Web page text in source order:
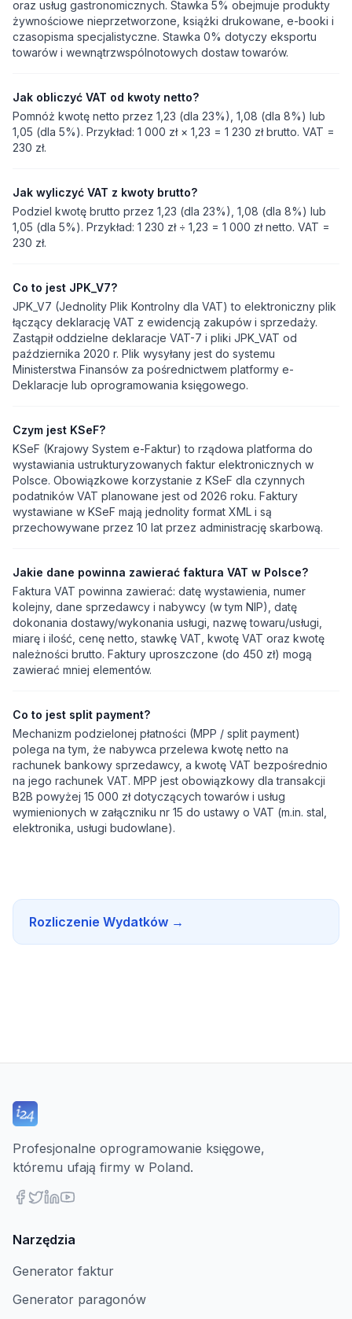
oraz usług gastronomicznych. Stawka 5% obejmuje produkty
żywnościowe nieprzetworzone, książki drukowane, e-booki i
czasopisma specjalistyczne. Stawka 0% dotyczy eksportu
towarów i wewnątrzwspólnotowych dostaw towarów.
Jak obliczyć VAT od kwoty netto?
Pomnóż kwotę netto przez 1,23 (dla 23%), 1,08 (dla 8%) lub
1,05 (dla 5%). Przykład: 1 000 zł × 1,23 = 1 230 zł brutto. VAT =
230 zł.
Jak wyliczyć VAT z kwoty brutto?
Podziel kwotę brutto przez 1,23 (dla 23%), 1,08 (dla 8%) lub
1,05 (dla 5%). Przykład: 1 230 zł ÷ 1,23 = 1 000 zł netto. VAT =
230 zł.
Co to jest JPK_V7?
JPK_V7 (Jednolity Plik Kontrolny dla VAT) to elektroniczny plik
łączący deklarację VAT z ewidencją zakupów i sprzedaży.
Zastąpił oddzielne deklaracje VAT-7 i pliki JPK_VAT od
października 2020 r. Plik wysyłany jest do systemu
Ministerstwa Finansów za pośrednictwem platformy e-
Deklaracje lub oprogramowania księgowego.
Czym jest KSeF?
KSeF (Krajowy System e-Faktur) to rządowa platforma do
wystawiania ustrukturyzowanych faktur elektronicznych w
Polsce. Obowiązkowe korzystanie z KSeF dla czynnych
podatników VAT planowane jest od 2026 roku. Faktury
wystawiane w KSeF mają jednolity format XML i są
przechowywane przez 10 lat przez administrację skarbową.
Jakie dane powinna zawierać faktura VAT w Polsce?
Faktura VAT powinna zawierać: datę wystawienia, numer
kolejny, dane sprzedawcy i nabywcy (w tym NIP), datę
dokonania dostawy/wykonania usługi, nazwę towaru/usługi,
miarę i ilość, cenę netto, stawkę VAT, kwotę VAT oraz kwotę
należności brutto. Faktury uproszczone (do 450 zł) mogą
zawierać mniej elementów.
Co to jest split payment?
Mechanizm podzielonej płatności (MPP / split payment)
polega na tym, że nabywca przelewa kwotę netto na
rachunek bankowy sprzedawcy, a kwotę VAT bezpośrednio
na jego rachunek VAT. MPP jest obowiązkowy dla transakcji
B2B powyżej 15 000 zł dotyczących towarów i usług
wymienionych w załączniku nr 15 do ustawy o VAT (m.in. stal,
elektronika, usługi budowlane).
Rozliczenie Wydatków →
Profesjonalne oprogramowanie księgowe,
któremu ufają firmy w Poland.
Narzędzia
Generator faktur
Generator paragonów